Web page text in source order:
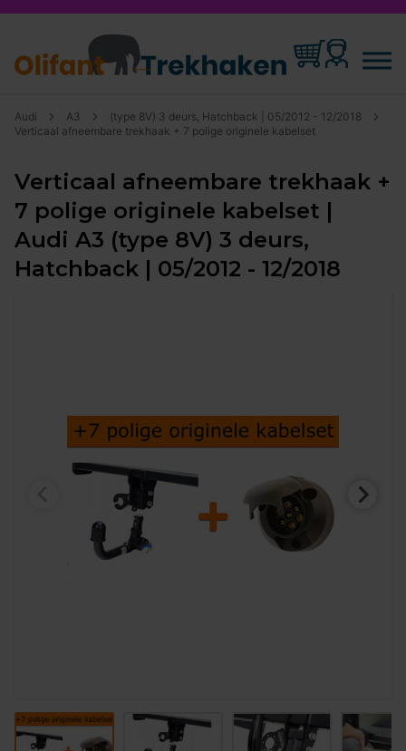
Audi A3
(type 8V) 3 deurs, Hatchback | 05/2012 - 12/2018
Verticaal afneembare trekhaak + 7 polige originele kabelset
Verticaal afneembare trekhaak +
7 polige originele kabelset |
Audi A3 (type 8V) 3 deurs,
Hatchback | 05/2012 - 12/2018